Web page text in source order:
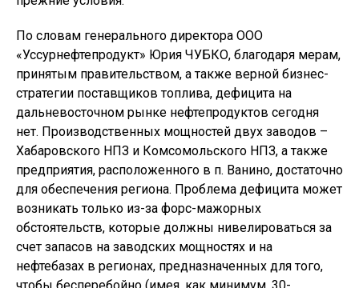
По словам генерального директора ООО
«Уссурнефтепродукт» Юрия ЧУБКО, благодаря мерам,
принятым правительством, а также верной бизнес-
стратегии поставщиков топлива, дефицита на
дальневосточном рынке нефтепродуктов сегодня
нет. Производственных мощностей двух заводов –
Хабаровского НПЗ и Комсомольского НПЗ, а также
предприятия, расположенного в п. Ванино, достаточно
для обеспечения региона. Проблема дефицита может
возникать только из-за форс-мажорных
обстоятельств, которые должны нивелироваться за
счет запасов на заводских мощностях и на
нефтебазах в регионах, предназначенных для того,